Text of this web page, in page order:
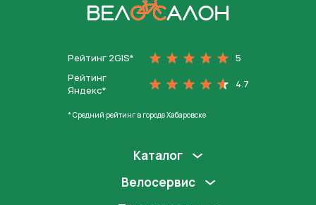
Рейтинг 2GIS*
5
Рейтинг
Яндекс*
4.7
* Средний рейтинг в городе Хабаровске
Каталог
Велосервис